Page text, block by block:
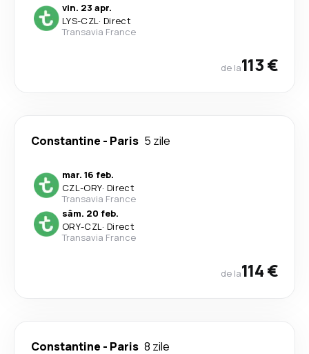
vin. 23 apr.
LYS-CZL· Direct
Transavia France
de la113 €
Constantine - Paris 5 zile
mar. 16 feb.
CZL-ORY· Direct
Transavia France
sâm. 20 feb.
ORY-CZL· Direct
Transavia France
de la114 €
Constantine - Paris 8 zile